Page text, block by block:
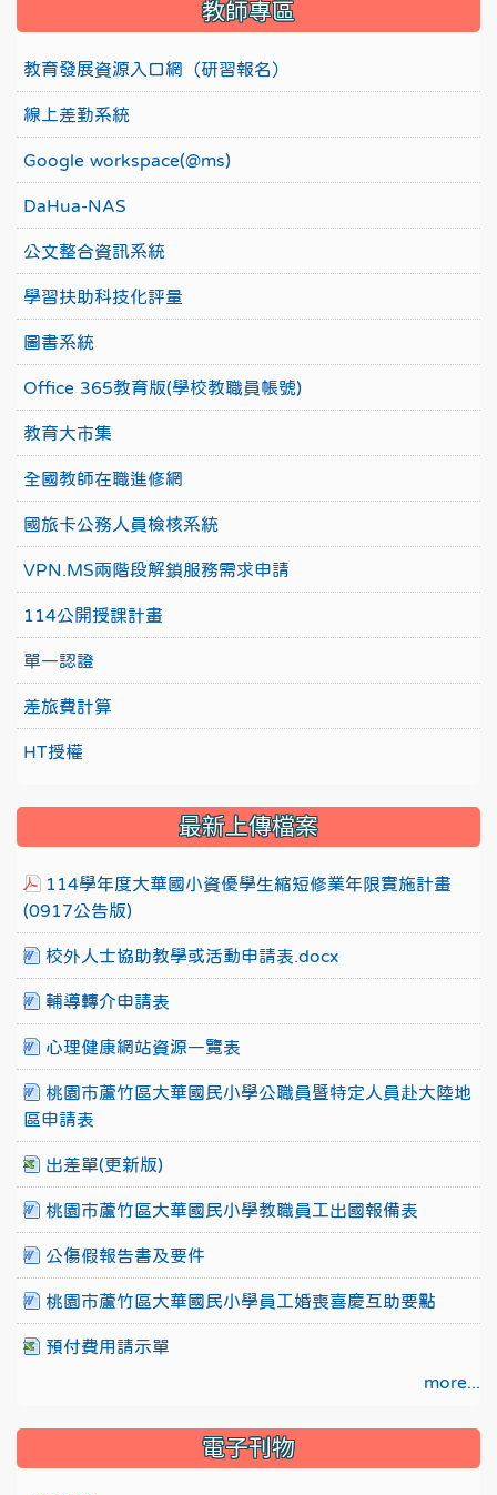
教師專區
教育發展資源入口網（研習報名）
線上差勤系統
Google workspace(@ms)
DaHua-NAS
公文整合資訊系統
學習扶助科技化評量
圖書系統
Office 365教育版(學校教職員帳號)
教育大市集
全國教師在職進修網
國旅卡公務人員檢核系統
VPN.MS兩階段解鎖服務需求申請
114公開授課計畫
單一認證
差旅費計算
HT授權
最新上傳檔案
114學年度大華國小資優學生縮短修業年限實施計畫
(0917公告版)
校外人士協助教學或活動申請表.docx
輔導轉介申請表
心理健康網站資源一覽表
桃園市蘆竹區大華國民小學公職員暨特定人員赴大陸地
區申請表
出差單(更新版)
桃園市蘆竹區大華國民小學教職員工出國報備表
公傷假報告書及要件
桃園市蘆竹區大華國民小學員工婚喪喜慶互助要點
預付費用請示單
more...
電子刊物